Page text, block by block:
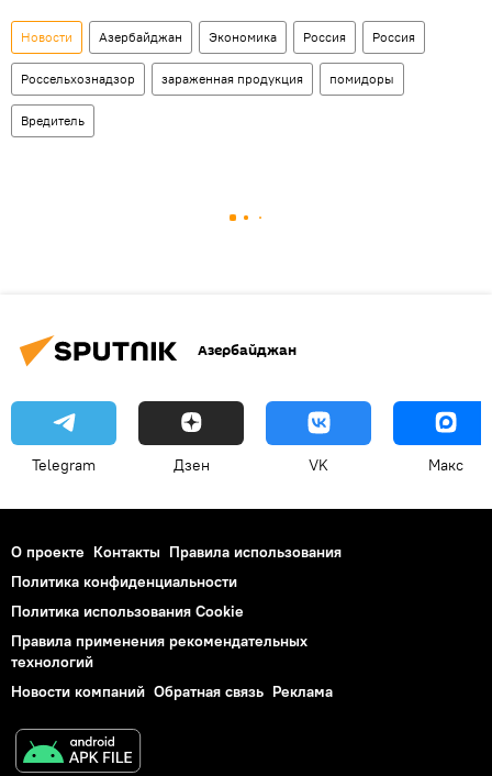
Новости Азербайджан Экономика Россия Россия
Россельхознадзор зараженная продукция помидоры
Вредитель
Азербайджан
Telegram Дзен VK Макс
О проекте Контакты Правила использования
Политика конфиденциальности
Политика использования Cookie
Правила применения рекомендательных
технологий
Новости компаний Обратная связь Реклама